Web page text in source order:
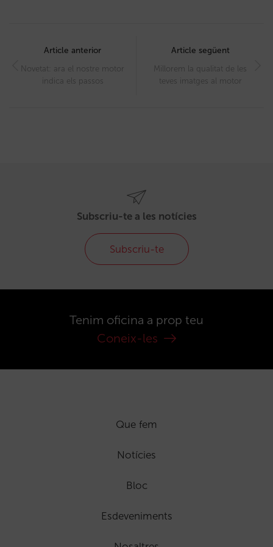
navigation
Article anterior
Novetat: ara el nostre motor
indica els passos
Article següent
Millorem la qualitat de les
teves imatges al motor
Subscriu-te a les notícies
Subscriu-te
Tenim oficina a prop teu
Coneix-les
Que fem
Notícies
Bloc
Esdeveniments